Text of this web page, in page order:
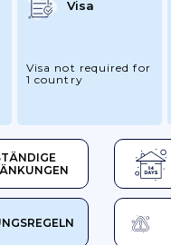
Visa
Visa not required for
1 country